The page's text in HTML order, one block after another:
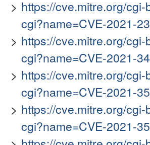
https://cve.mitre.org/
cgi?name=CVE-2021-
https://cve.mitre.org/
cgi?name=CVE-2021-
https://cve.mitre.org/
cgi?name=CVE-2021-
https://cve.mitre.org/
cgi?name=CVE-2021-